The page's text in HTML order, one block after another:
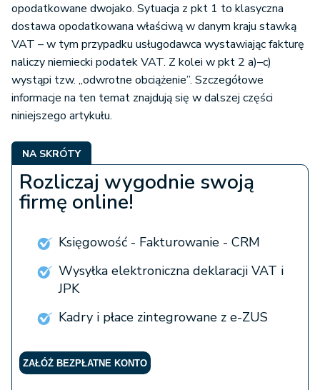
opodatkowane dwojako. Sytuacja z pkt 1 to klasyczna
dostawa opodatkowana właściwą w danym kraju stawką
VAT – w tym przypadku usługodawca wystawiając fakturę
naliczy niemiecki podatek VAT. Z kolei w pkt 2 a)–c)
wystąpi tzw. „odwrotne obciążenie”. Szczegółowe
informacje na ten temat znajdują się w dalszej części
niniejszego artykułu.
NA SKRÓTY
Rozliczaj wygodnie swoją
firmę online!
Księgowość - Fakturowanie - CRM
Wysyłka elektroniczna deklaracji VAT i
JPK
Kadry i płace zintegrowane z e-ZUS
ZAŁÓŻ BEZPŁATNE KONTO